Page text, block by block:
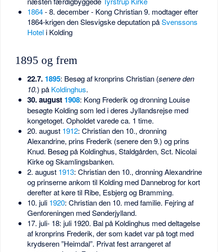
1864- 8. december - Kong Christian 9. modtager efter
1864-krigen den Slesvigske deputation påSvenssons
Hoteli Kolding
1895 og frem
22.7. 1895: Besøg af kronprins Christian (senere den
10.) på Koldinghus.
30. august 1908: Kong Frederik og dronning Louise
besøgte Kolding som led i deres Jyllandsrejse med
kongetoget. Opholdet varede ca. 1 time.
20. august 1912: Christian den 10., dronning
Alexandrine, prins Frederik (senere den 9.) og prins
Knud. Besøg på Koldinghus, Staldgården, Sct. Nicolai
Kirke og Skamlingsbanken.
2. august 1913: Christian den 10., dronning Alexandrine
og prinserne ankom til Kolding med Dannebrog for kort
derefter at køre til Ribe, Esbjerg og Bramming.
10. juli 1920: Christian den 10. med familie. Fejring af
Genforeningen med Sønderjylland.
17. juli- 18: juli 1920. Bal på Koldinghus med deltagelse
af kronprins Frederik, der som kadet var på togt med
krydseren ”Heimdal”. Privat fest arrangeret af